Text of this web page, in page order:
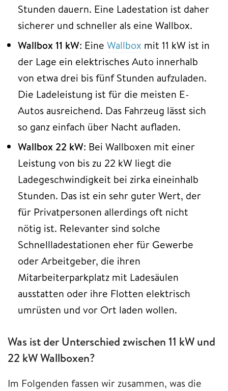
Stunden dauern. Eine Ladestation ist daher
sicherer und schneller als eine Wallbox.
Wallbox 11 kW: Eine Wallbox mit 11 kW ist in
der Lage ein elektrisches Auto innerhalb
von etwa drei bis fünf Stunden aufzuladen.
Die Ladeleistung ist für die meisten E-
Autos ausreichend. Das Fahrzeug lässt sich
so ganz einfach über Nacht aufladen.
Wallbox 22 kW: Bei Wallboxen mit einer
Leistung von bis zu 22 kW liegt die
Ladegeschwindigkeit bei zirka eineinhalb
Stunden. Das ist ein sehr guter Wert, der
für Privatpersonen allerdings oft nicht
nötig ist. Relevanter sind solche
Schnellladestationen eher für Gewerbe
oder Arbeitgeber, die ihren
Mitarbeiterparkplatz mit Ladesäulen
ausstatten oder ihre Flotten elektrisch
umrüsten und vor Ort laden wollen.
Was ist der Unterschied zwischen 11 kW und
22 kW Wallboxen?
Im Folgenden fassen wir zusammen, was die